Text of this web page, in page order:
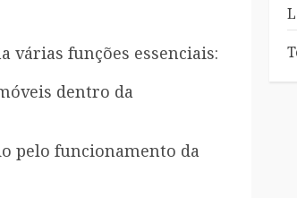
várias funções essenciais:
dentro da
pelo funcionamento da